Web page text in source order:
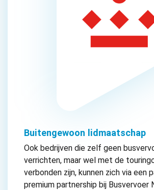
Buitengewoon lidmaatschap
Ook bedrijven die zelf geen
verrichten, maar wel met de
verbonden zijn, kunnen zich via een
premium partnership bij Busvervoer